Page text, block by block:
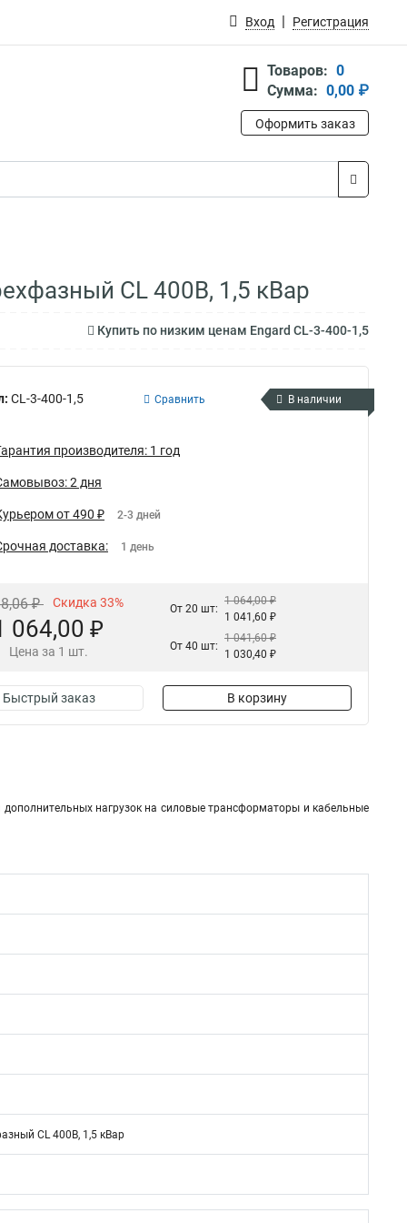
Вход Регистрация
Товаров: 0
Сумма: 0,00 ₽
Оформить заказ
CL 400В, 1,5 кВар
Купить по низким ценам Engard CL-3-400-1,5
CL-3-400-1,5 Сравнить В наличии
производителя: 1 год
2 дня
от 490 ₽ 2-3 дней
доставка: 1 день
₽ Скидка 33%
064,00 ₽
Цена за 1 шт.
От 20 шт:
1 064,00 ₽
1 041,60 ₽
От 40 шт:
1 041,60 ₽
1 030,40 ₽
Быстрый заказ В корзину
нагрузок на силовые трансформаторы и кабельные
CL 400В, 1,5 кВар